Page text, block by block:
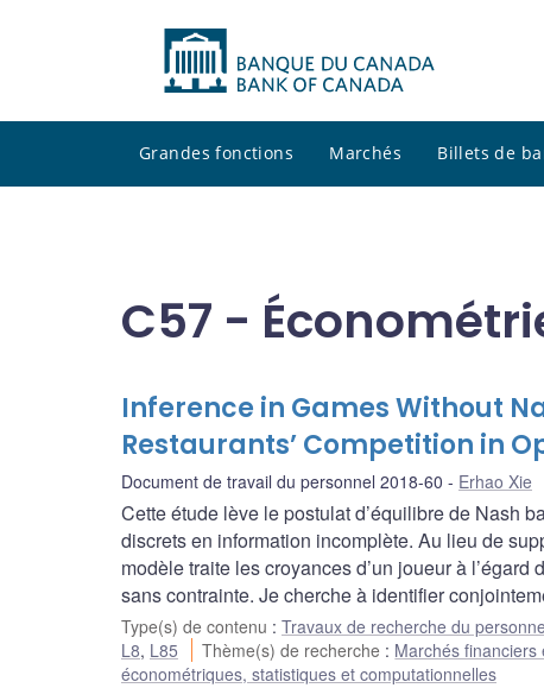
Grandes fonctions Marchés Billets de
C57 -
Inference in Games Without
Restaurants’ Competition in
Document de travail du personnel 2018-60 Erhao Xie
Cette étude lève le postulat d’équilibre de Nash
discrets en information incomplète. Au lieu de
modèle traite les croyances d’un joueur à
sans contrainte. Je cherche à identifier
Type(s) de contenu : Travaux de recherche du
L8, L85 Thème(s) de recherche : Marchés
économétriques, statistiques et computationnelles